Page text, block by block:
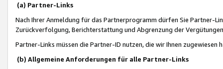
(a) Partner-Links
Nach Ihrer Anmeldung für das Partnerprogramm dürfen Sie Partner-
Zurückverfolgung, Berichterstattung und Abgrenzung der
Partner-Links müssen die Partner-ID nutzen, die wir Ihnen zugewiesen
(b) Allgemeine Anforderungen für alle Partner-Links